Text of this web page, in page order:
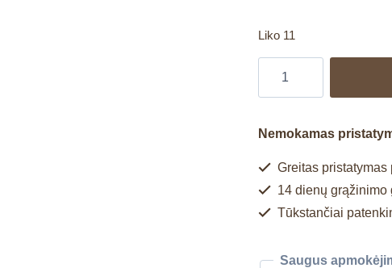
Liko 11
Nemokamas
Greitas pristatymas
14 dienų grąžinimo
Tūkstančiai
Saugus